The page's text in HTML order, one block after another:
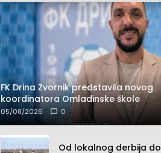
FK Drina Zvornik predstavila novog
koordinatora Omladinske škole
05/08/2026 0
Od lokalnog derbija do